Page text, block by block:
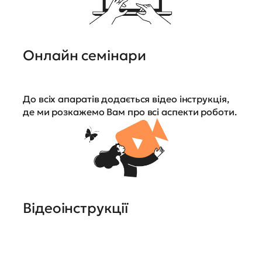
Онлайн семінари
До всіх апаратів додається відео інструкція,
де ми розкажемо Вам про всі аспекти роботи.
Відеоінструкції